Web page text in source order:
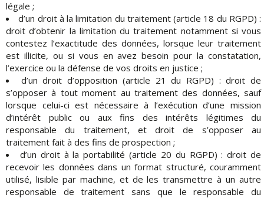
légale ;
d’un droit à la limitation du traitement (article 18 du RGPD) :
droit d’obtenir la limitation du traitement notamment si vous
contestez l’exactitude des données, lorsque leur traitement
est illicite, ou si vous en avez besoin pour la constatation,
l’exercice ou la défense de vos droits en justice ;
d’un droit d’opposition (article 21 du RGPD) : droit de
s’opposer à tout moment au traitement des données, sauf
lorsque celui-ci est nécessaire à l’exécution d’une mission
d’intérêt public ou aux fins des intérêts légitimes du
responsable du traitement, et droit de s’opposer au
traitement fait à des fins de prospection ;
d’un droit à la portabilité (article 20 du RGPD) : droit de
recevoir les données dans un format structuré, couramment
utilisé, lisible par machine, et de les transmettre à un autre
responsable de traitement sans que le responsable du